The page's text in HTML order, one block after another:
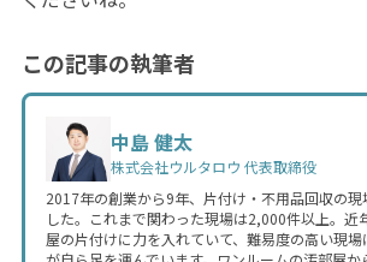
この記事の執筆者
中島 健太
株式会社ウルタロウ 代表取締役
2017年の創業から9年、片付け・不用品回収の
した。これまで関わった現場は2,000件以上。近
屋の片付けに力を入れていて、難易度の高い現